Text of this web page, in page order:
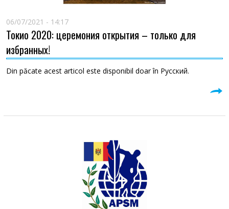
06/07/2021 - 14:17
Токио 2020: церемония открытия – только для
избранных!
Din păcate acest articol este disponibil doar în Русский.